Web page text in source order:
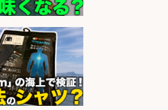
by 求人ボックス
ングバー/
選素材を用
店長候補